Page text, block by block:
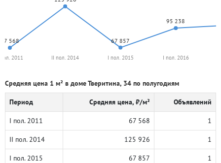
67 568 67 857
95 238
2011 II пол. 2014 I пол. 2015 I пол. 2016
Средняя цена 1 м² в доме Тверитина, 34 по полугодиям
Период Средняя цена, ₽/м² Объявлений
I пол. 2011 67 568 1
II пол. 2014 125 926 1
I пол. 2015 67 857 1